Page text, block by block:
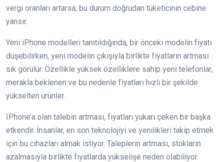
vergi oranları artarsa, bu durum doğrudan tüketicinin cebine
yansır.
Yeni iPhone modelleri tanıtıldığında, bir önceki modelin fiyatı
düşebilirken, yeni modelin çıkışıyla birlikte fiyatların artması
sık görülür. Özellikle yüksek özelliklere sahip yeni telefonlar,
merakla beklenen ve bu nedenle fiyatları hızlı bir şekilde
yükselten ürünler.
IPhone’a olan talebin artması, fiyatları yukarı çeken bir başka
etkendir. İnsanlar, en son teknolojiyi ve yenilikleri takip etmek
için bu cihazları almak istiyor. Taleplerin artması, stokların
azalmasıyla birlikte fiyatlarda yükselişe neden olabiliyor.